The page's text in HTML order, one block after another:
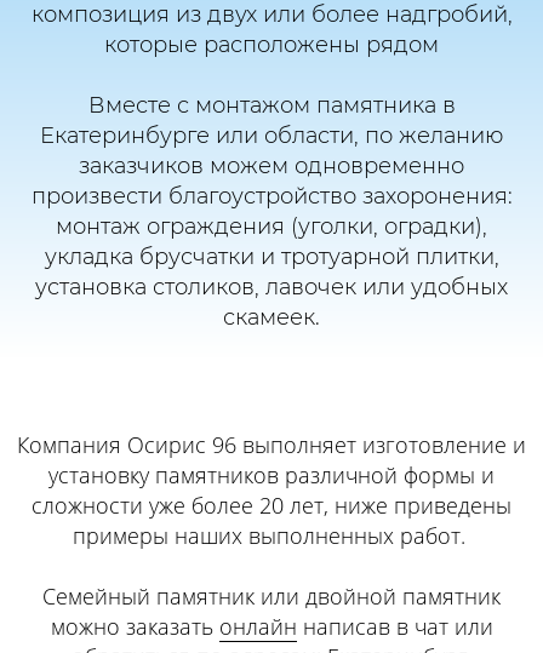
композиция из двух или более надгробий,
которые расположены рядом
Вместе с монтажом памятника в
Екатеринбурге или области, по желанию
заказчиков можем одновременно
произвести благоустройство захоронения:
монтаж ограждения (уголки, оградки),
укладка брусчатки и тротуарной плитки,
установка столиков, лавочек или удобных
скамеек.
Компания Осирис 96 выполняет изготовление и
установку памятников различной формы и
сложности уже более 20 лет, ниже приведены
примеры наших выполненных работ.
Семейный памятник или двойной памятник
можно заказать онлайн написав в чат или